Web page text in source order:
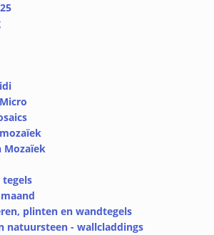
Mozaïek
plinten en wandtegels
natuursteen - wallcladdings